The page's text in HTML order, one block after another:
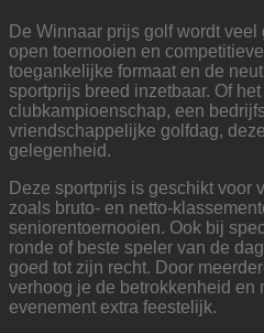
De Winnaar prijs golf wordt
open toernooien en
toegankelijke formaat en de
sportprijs breed inzetbaar. Of
clubkampioenschap, een
vriendschappelijke golfdag,
gelegenheid.
Deze sportprijs is geschikt voor
zoals bruto- en netto-
seniorentoernooien. Ook bij
ronde of beste speler van de
goed tot zijn recht. Door
verhoog je de betrokkenheid en
evenement extra feestelijk.